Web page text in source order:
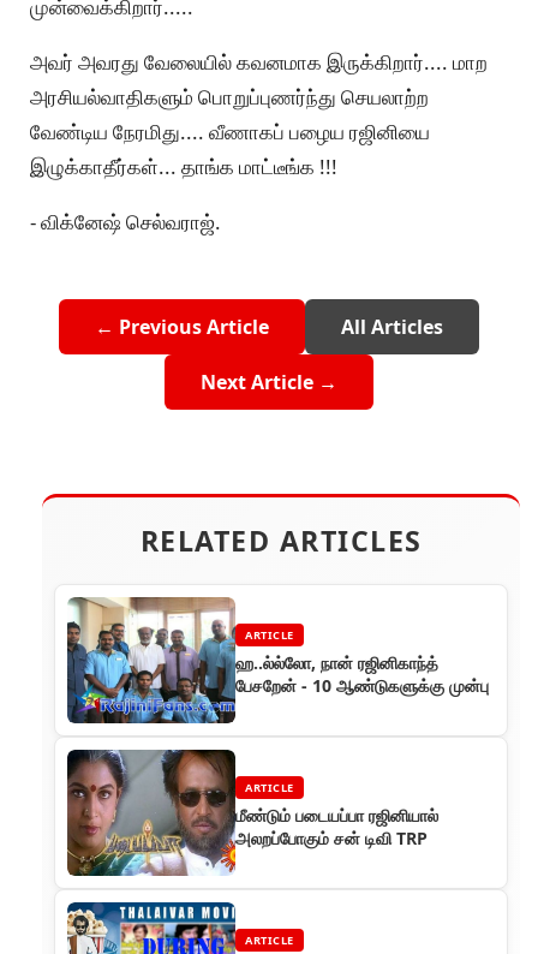
முன்வைக்கிறார்.....
அவர் அவரது வேலையில் கவனமாக இருக்கிறார்.... மாற
அரசியல்வாதிகளும் பொறுப்புணர்ந்து செயலாற்ற
வேண்டிய நேரமிது.... வீணாகப் பழைய ரஜினியை
இழுக்காதீர்கள்... தாங்க மாட்டீங்க !!!
- விக்னேஷ் செல்வராஜ்.
← Previous Article All Articles
Next Article →
RELATED ARTICLES
ARTICLE
ஹ..ல்ல்லோ, நான் ரஜினிகாந்த்
பேசறேன் - 10 ஆண்டுகளுக்கு முன்பு
ARTICLE
மீண்டும் படையப்பா ரஜினியால்
அலறப்போகும் சன் டிவி TRP
ARTICLE